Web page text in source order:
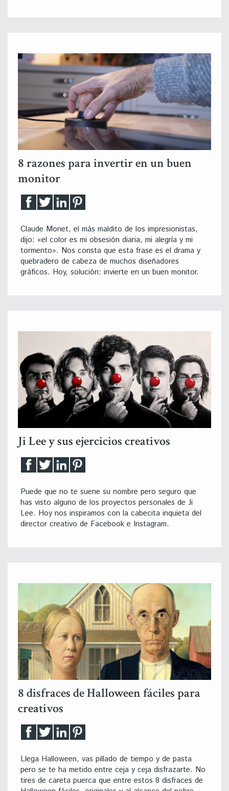
8 razones para invertir en un buen
monitor
Claude Monet, el más maldito de los impresionistas,
dijo: «el color es mi obsesión diaria, mi alegría y mi
tormento». Nos consta que esta frase es el drama y
quebradero de cabeza de muchos diseñadores
gráficos. Hoy, solución: invierte en un buen monitor.
Ji Lee y sus ejercicios creativos
Puede que no te suene su nombre pero seguro que
has visto alguno de los proyectos personales de Ji
Lee. Hoy nos inspiramos con la cabecita inquieta del
director creativo de Facebook e Instagram.
8 disfraces de Halloween fáciles para
creativos
Llega Halloween, vas pillado de tiempo y de pasta
pero se te ha metido entre ceja y ceja disfrazarte. No
tires de careta puerca que entre estos 8 disfraces de